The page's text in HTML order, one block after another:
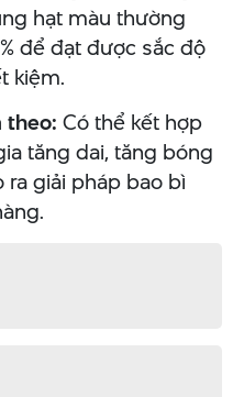
hạt màu thường
để đạt được sắc độ
kiệm.
theo: Có thể kết hợp
tăng dai, tăng bóng
ra giải pháp bao bì